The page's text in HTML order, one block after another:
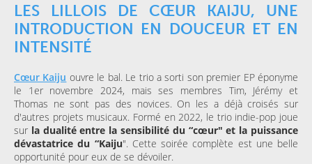
LES LILLOIS DE CŒUR KAIJU, UNE
INTRODUCTION EN DOUCEUR ET EN
INTENSITÉ
Cœur Kaiju ouvre le bal. Le trio a sorti son premier EP éponyme
le 1er novembre 2024, mais ses membres Tim, Jérémy et
Thomas ne sont pas des novices. On les a déjà croisés sur
d'autres projets musicaux. Formé en 2022, le trio indie-pop joue
sur la dualité entre la sensibilité du “cœur" et la puissance
dévastatrice du “Kaiju". Cette soirée complète est une belle
opportunité pour eux de se dévoiler.